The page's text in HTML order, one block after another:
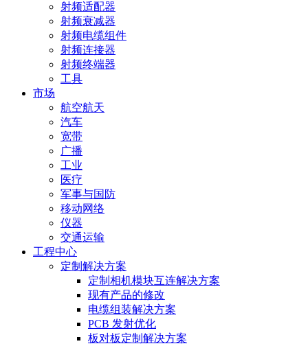
射频适配器
射频衰减器
射频电缆组件
射频连接器
射频终端器
工具
市场
航空航天
汽车
宽带
广播
工业
医疗
军事与国防
移动网络
仪器
交通运输
工程中心
定制解决方案
定制相机模块互连解决方案
现有产品的修改
电缆组装解决方案
PCB 发射优化
板对板定制解决方案